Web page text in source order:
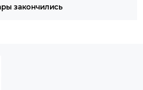
закончились